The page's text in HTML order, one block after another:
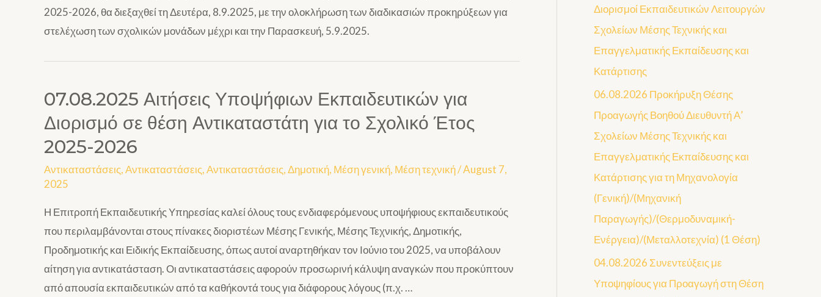
2025-2026, θα διεξαχθεί τη Δευτέρα, 8.9.2025, με την ολοκλήρωση των διαδικασιών προκηρύξεων για
στελέχωση των σχολικών μονάδων μέχρι και την Παρασκευή, 5.9.2025.
07.08.2025 Αιτήσεις Υποψήφιων Εκπαιδευτικών για
Διορισμό σε θέση Αντικαταστάτη για το Σχολικό Έτος
2025-2026
Αντικαταστάσεις,Αντικαταστάσεις,Αντικαταστάσεις,Δημοτική, Μέση γενική, Μέση τεχνική/August 7,
2025
Η Επιτροπή Εκπαιδευτικής Υπηρεσίας καλεί όλους τους ενδιαφερόμενους υποψήφιους εκπαιδευτικούς
που περιλαμβάνονται στους πίνακες διοριστέων Μέσης Γενικής, Μέσης Τεχνικής, Δημοτικής,
Προδημοτικής και Ειδικής Εκπαίδευσης, όπως αυτοί αναρτηθήκαν τον Ιούνιο του 2025, να υποβάλουν
αίτηση για αντικατάσταση. Οι αντικαταστάσεις αφορούν προσωρινή κάλυψη αναγκών που προκύπτουν
από απουσία εκπαιδευτικών από τα καθήκοντά τους για διάφορους λόγους (π.χ. …
Διορισμοί Εκπαιδευτικών Λειτουργών
Σχολείων Μέσης Τεχνικής και
Επαγγελματικής Εκπαίδευσης και
Κατάρτισης
06.08.2026 Προκήρυξη Θέσης
Προαγωγής Βοηθού Διευθυντή Α’
Σχολείων Μέσης Τεχνικής και
Επαγγελματικής Εκπαίδευσης και
Κατάρτισης για τη Μηχανολογία
(Γενική)/(Μηχανική
Παραγωγής)/(Θερμοδυναμική-
Ενέργεια)/(Μεταλλοτεχνία) (1 Θέση)
04.08.2026 Συνεντεύξεις με
Υποψηφίους για Προαγωγή στη Θέση